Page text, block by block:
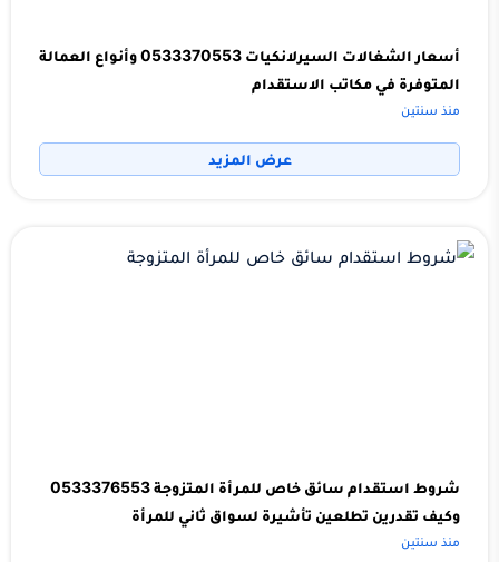
أسعار الشغالات السيرلانكيات 0533370553 وأنواع العمالة
المتوفرة في مكاتب الاستقدام
منذ سنتين
عرض المزيد
شروط استقدام سائق خاص للمرأة المتزوجة 0533376553
وكيف تقدرين تطلعين تأشيرة لسواق ثاني للمرأة
منذ سنتين